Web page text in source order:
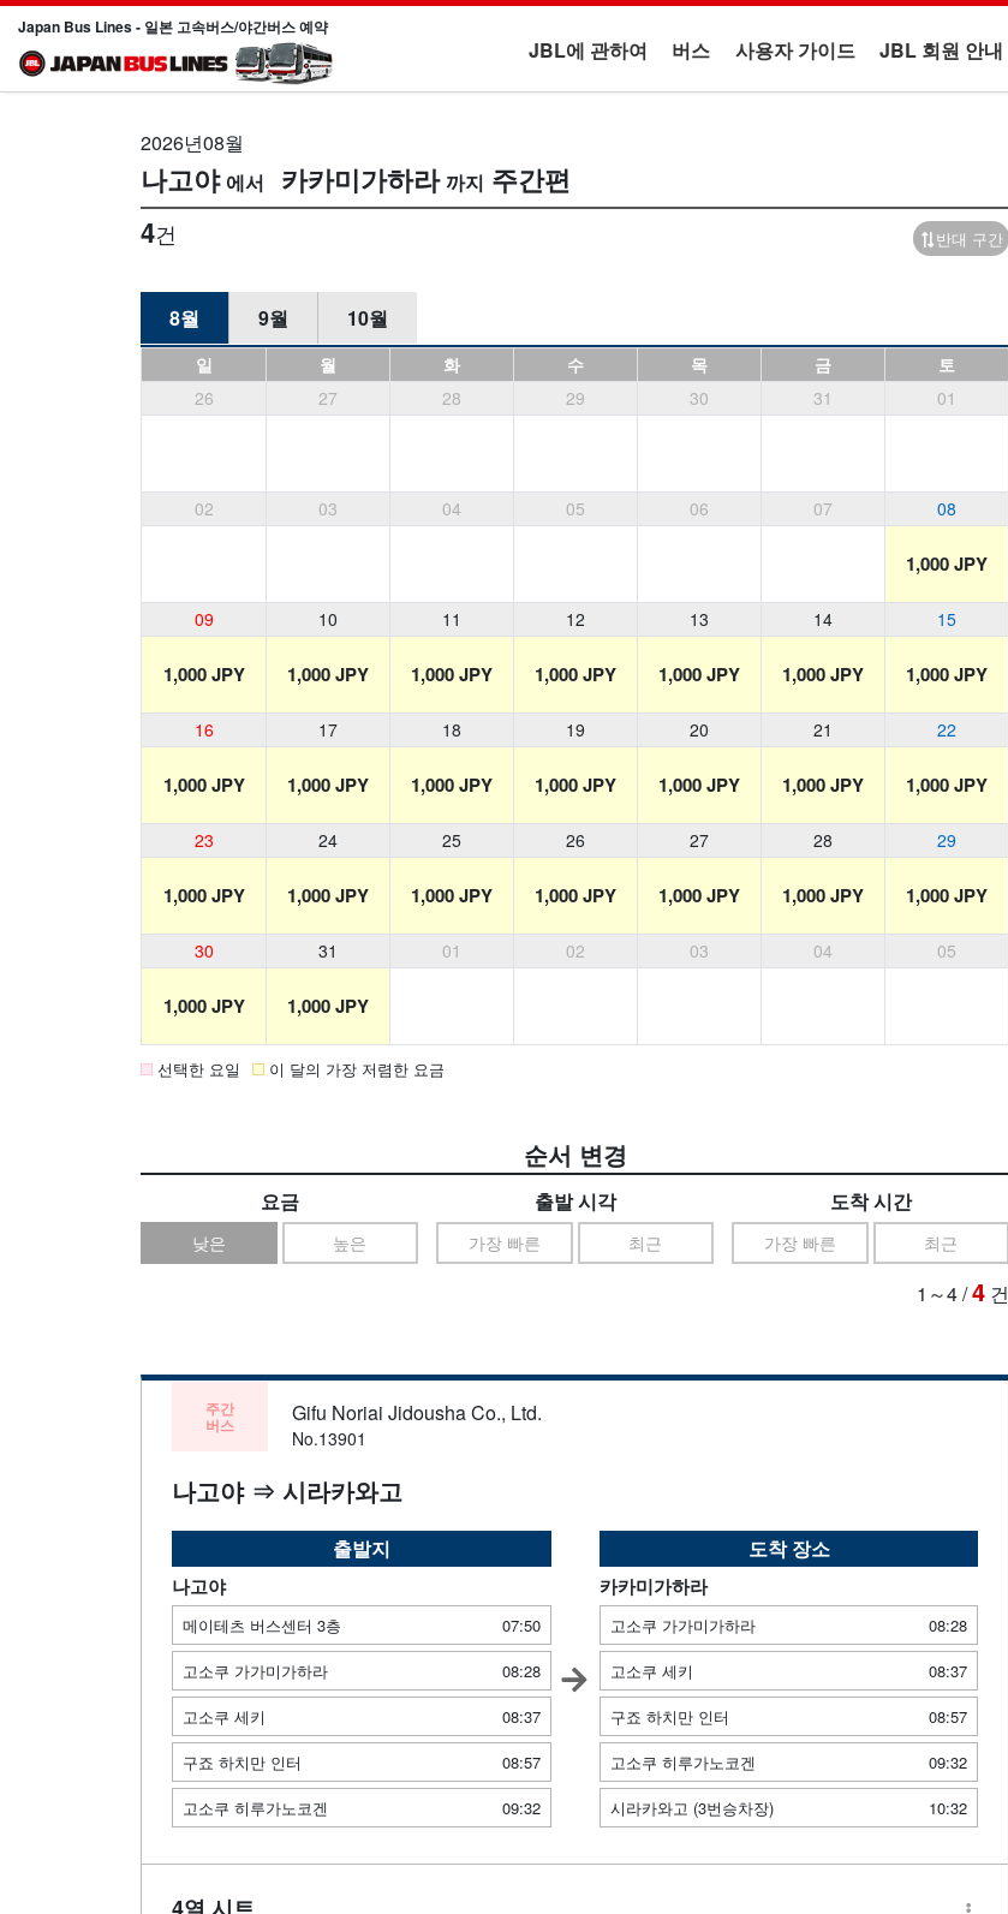
Japan Bus Lines - 일본 고속버스/야간버스 예약
JBL에 관하여 버스 사용자 가이드 JBL 회원 안내
2026년08월
나고야 카카미가하라
주간편
4건 반대 구간
8월 9월 10월
일 월 화 수 목 금
토
26
27 28 29 30 31 01
02 03 04 05 06 07 08
1,000 JPY
09 10 11 12 13 14 15
1,000 JPY 1,000 JPY 1,000 JPY 1,000 JPY 1,000 JPY 1,000 JPY 1,000 JPY
16 17 18 19 20 21 22
1,000 JPY 1,000 JPY 1,000 JPY 1,000 JPY 1,000 JPY 1,000 JPY 1,000 JPY
23 24 25 26 27 28 29
1,000 JPY 1,000 JPY 1,000 JPY 1,000 JPY 1,000 JPY 1,000 JPY 1,000 JPY
30 31 01 02 03 04 05
1,000 JPY 1,000 JPY
선택한 요일 이 달의 가장 저렴한 요금
순서 변경
요금
낮은 높은
출발 시각
가장 빠른 최근
도착 시간
가장 빠른 최근
1～4/4 건
주간
버스 Gifu Noriai Jidousha Co., Ltd.
No.13901
나고야 ⇒ 시라카와고
출발지
나고야
메이테츠 버스센터 3층
07:50
고소쿠 가가미가하라
08:28
고소쿠 세키
08:37
구죠 하치만 인터
08:57
고소쿠 히루가노코겐
09:32
도착 장소
카카미가하라
고소쿠 가가미가하라
08:28
고소쿠 세키
08:37
구죠 하치만 인터
08:57
고소쿠 히루가노코겐
09:32
시라카와고 (3번승차장)
10:32